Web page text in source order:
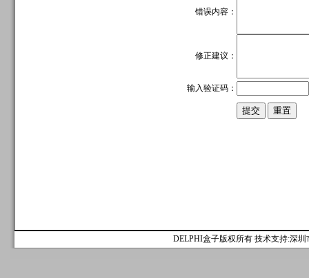
错误内容：
修正建议：
输入验证码：
DELPHI盒子版权所有 技术支持:深